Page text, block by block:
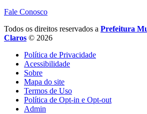
Fale Conosco
Todos os direitos reservados a Prefeitura
Claros © 2026
Política de Privacidade
Acessibilidade
Sobre
Mapa do site
Termos de Uso
Política de Opt-in e Opt-out
Admin